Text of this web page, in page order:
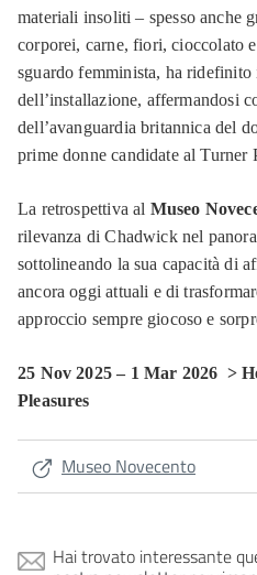
materiali insoliti – spesso anche
corporei, carne, fiori, cioccolato
sguardo femminista, ha
dell’installazione, affermandosi
dell’avanguardia britannica del
prime donne candidate al Turner
La retrospettiva al Museo
rilevanza di Chadwick nel
sottolineando la sua capacità di
ancora oggi attuali e di
approccio sempre giocoso e
25 Nov 2025 – 1 Mar 2026 >
Pleasures
Museo Novecento
Hai trovato interessante